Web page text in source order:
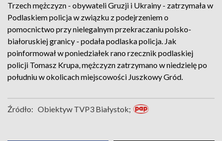
Trzech mężczyzn - obywateli Gruzji i Ukrainy - zatrzymała w
Podlaskiem policja w związku z podejrzeniem o
pomocnictwo przy nielegalnym przekraczaniu polsko-
białoruskiej granicy - podała podlaska policja. Jak
poinformował w poniedziałek rano rzecznik podlaskiej
policji Tomasz Krupa, mężczyzn zatrzymano w niedzielę po
południu w okolicach miejscowości Juszkowy Gród.
Źródło: Obiektyw TVP3 Białystok;